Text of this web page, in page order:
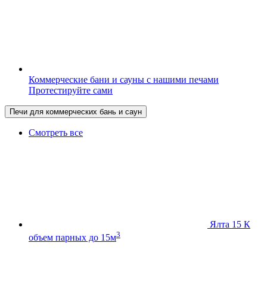
Коммерческие бани и сауны с нашими печами
Протестируйте сами
Печи для коммерческих бань и саун
Смотреть все
Ялта 15 К
объем парных до 15м3